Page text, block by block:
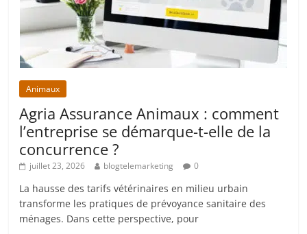
Animaux
Agria Assurance Animaux : comment
l’entreprise se démarque-t-elle de la
concurrence ?
juillet 23, 2026 blogtelemarketing 0
La hausse des tarifs vétérinaires en milieu urbain
transforme les pratiques de prévoyance sanitaire des
ménages. Dans cette perspective, pour